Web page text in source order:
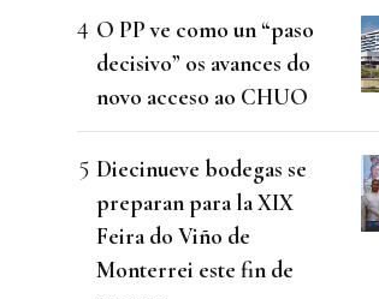
O PP ve como un “paso
decisivo” os avances do
novo acceso ao CHUO
Diecinueve bodegas se
preparan para la XIX
Feira do Viño de
Monterrei este fin de